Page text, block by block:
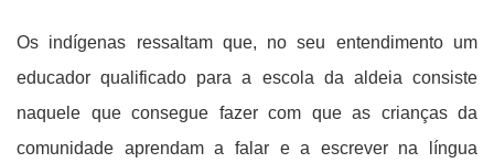
Os indígenas ressaltam que, no seu entendimento um
educador qualificado para a escola da aldeia consiste
naquele que consegue fazer com que as crianças da
comunidade aprendam a falar e a escrever na língua